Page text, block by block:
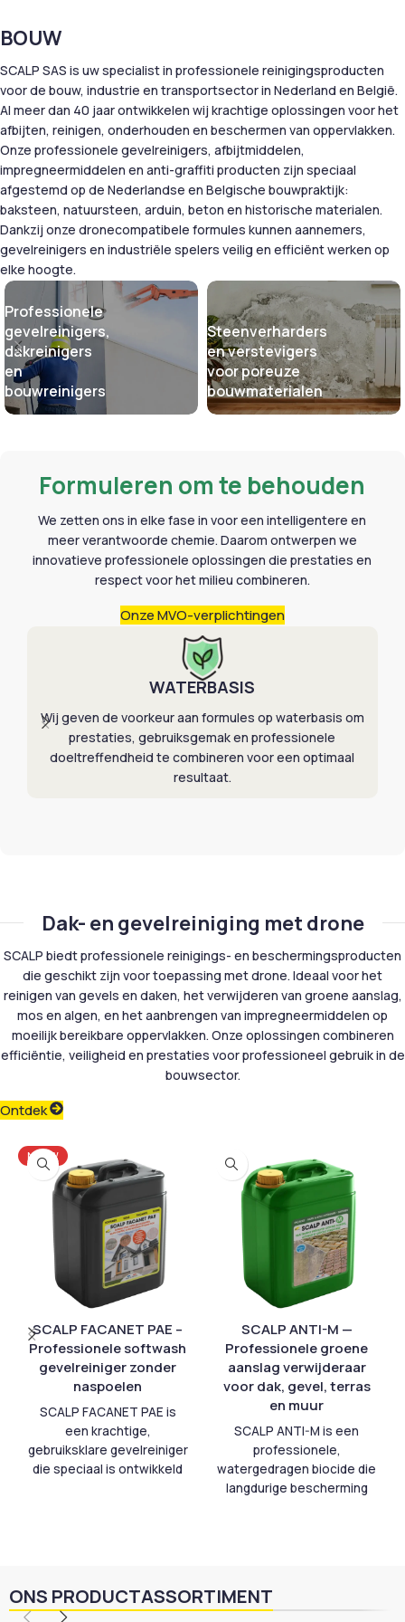
BOUW
SCALP SAS is uw specialist in professionele reinigingsproducten
voor de bouw, industrie en transportsector in Nederland en België.
Al meer dan 40 jaar ontwikkelen wij krachtige oplossingen voor het
afbijten, reinigen, onderhouden en beschermen van oppervlakken.
Onze professionele gevelreinigers, afbijtmiddelen,
impregneermiddelen en anti-graffiti producten zijn speciaal
afgestemd op de Nederlandse en Belgische bouwpraktijk:
baksteen, natuursteen, arduin, beton en historische materialen.
Dankzij onze dronecompatibele formules kunnen aannemers,
gevelreinigers en industriële spelers veilig en efficiënt werken op
elke hoogte.
Professionele
gevelreinigers,
dakreinigers
en
bouwreinigers
Steenverharders
en verstevigers
voor poreuze
bouwmaterialen
Formuleren om te behouden
We zetten ons in elke fase in voor een intelligentere en
meer verantwoorde chemie. Daarom ontwerpen we
innovatieve professionele oplossingen die prestaties en
respect voor het milieu combineren.
Onze MVO-verplichtingen
WATERBASIS
Wij geven de voorkeur aan formules op waterbasis om
prestaties, gebruiksgemak en professionele
doeltreffendheid te combineren voor een optimaal
resultaat.
Dak- en gevelreiniging met drone
SCALP biedt professionele reinigings- en beschermingsproducten
die geschikt zijn voor toepassing met drone. Ideaal voor het
reinigen van gevels en daken, het verwijderen van groene aanslag,
mos en algen, en het aanbrengen van impregneermiddelen op
moeilijk bereikbare oppervlakken. Onze oplossingen combineren
efficiëntie, veiligheid en prestaties voor professioneel gebruik in de
bouwsector.
Ontdek
NIEUW
SCALP FACANET PAE –
Professionele softwash
gevelreiniger zonder
naspoelen
SCALP FACANET PAE is
een krachtige,
gebruiksklare gevelreiniger
die speciaal is ontwikkeld
doeltreffend stedelijke
SCALP ANTI-M —
Professionele groene
aanslag verwijderaar
voor dak, gevel, terras
en muur
SCALP ANTI-M is een
professionele,
watergedragen biocide die
langdurige bescherming
dringt door tot in de
ONS PRODUCTASSORTIMENT